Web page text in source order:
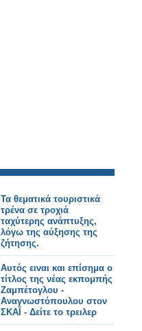
Τα θεματικά τουριστικά
τρένα σε τροχιά
ταχύτερης ανάπτυξης,
λόγω της αύξησης της
ζήτησης.
Αυτός ειναι και επίσημα ο
τίτλος της νέας εκπομπής
Ζαμπέτογλου -
Αναγνωστόπουλου στον
ΣΚΑΪ - Δείτε το τρειλερ